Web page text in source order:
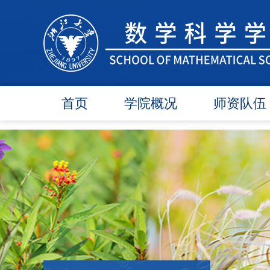
首页 学院概况
学院简介
学院领导
各委员会
办事指南
行政团队
师资队伍
在任教师
博导师资
硕导师资
退休教师
人才引进